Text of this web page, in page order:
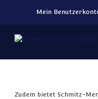
Mein
Zudem bietet Schmitz-